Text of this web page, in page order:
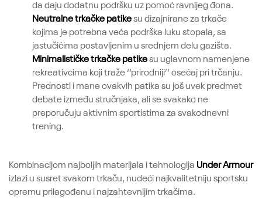
da daju dodatnu podršku uz pomoć ravnijeg đona.
Neutralne trkačke patikesu dizajnirane za trkače
kojima je potrebna veća podrška luku stopala, sa
jastučićima postavljenim u srednjem delu gazišta.
Minimalističke trkačke patikesu uglavnom namenjene
rekreativcima koji traže ‘’prirodniji’’ osećaj pri trčanju.
Prednosti i mane ovakvih patika su još uvek predmet
debate između stručnjaka, ali se svakako ne
preporučuju aktivnim sportistima za svakodnevni
trening.
Kombinacijom najboljih materijala i tehnologija Under Armour
izlazi u susret svakom trkaču, nudeći najkvalitetniju sportsku
opremu prilagođenu i najzahtevnijim trkačima.